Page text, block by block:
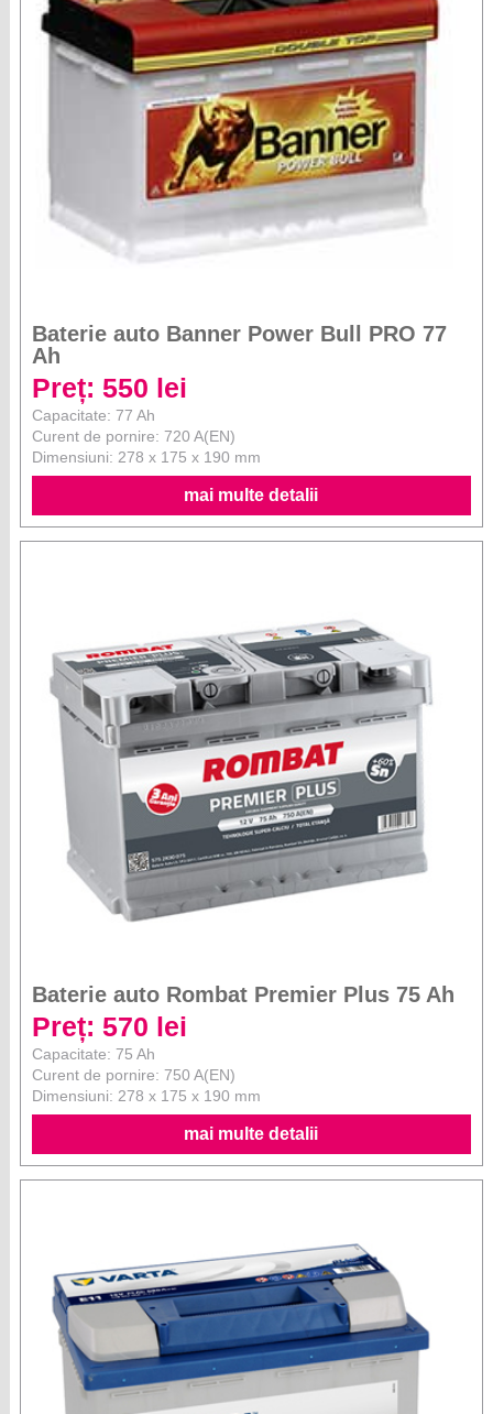
Baterie auto Banner Power Bull PRO 77
Ah
Preț: 550 lei
Capacitate: 77 Ah
Curent de pornire: 720 A(EN)
Dimensiuni: 278 x 175 x 190 mm
mai multe detalii
Baterie auto Rombat Premier Plus 75 Ah
Preț: 570 lei
Capacitate: 75 Ah
Curent de pornire: 750 A(EN)
Dimensiuni: 278 x 175 x 190 mm
mai multe detalii